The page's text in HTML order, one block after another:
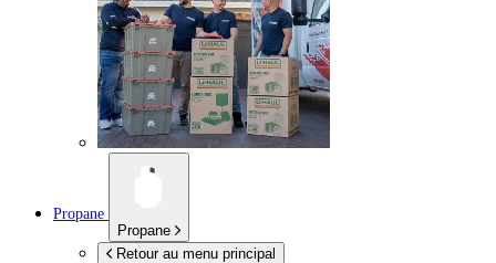
Propane
Propane
Retour au menu principal